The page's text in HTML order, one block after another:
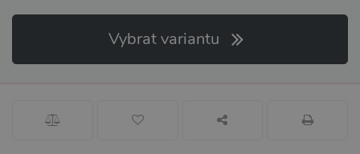
Vybrat variantu